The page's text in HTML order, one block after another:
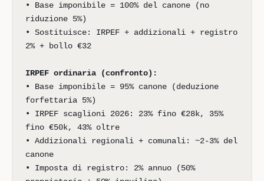
• Base imponibile = 100% del canone (no
riduzione 5%)
• Sostituisce: IRPEF + addizionali + registro
2% + bollo €32
IRPEF ordinaria (confronto):
• Base imponibile = 95% canone (deduzione
forfettaria 5%)
• IRPEF scaglioni 2026: 23% fino €28k, 35%
fino €50k, 43% oltre
• Addizionali regionali + comunali: ~2-3% del
canone
• Imposta di registro: 2% annuo (50%